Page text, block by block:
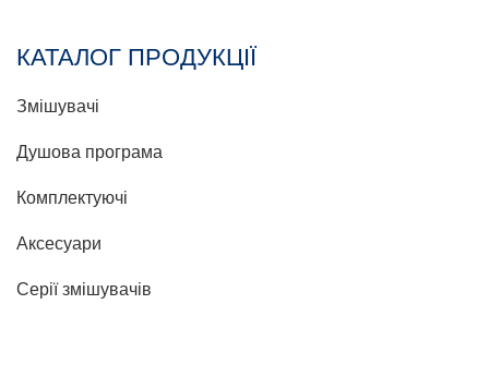
КАТАЛОГ ПРОДУКЦІЇ
Змішувачі
Душова програма
Комплектуючі
Аксесуари
Серії змішувачів